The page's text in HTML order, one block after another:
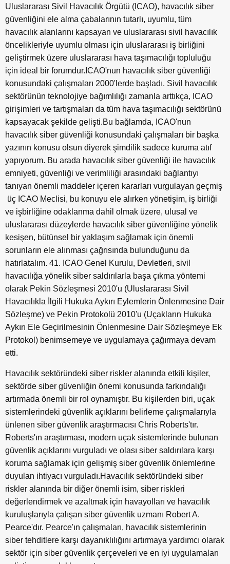
Uluslararası Sivil Havacılık Örgütü (ICAO), havacılık siber
güvenliğini ele alma çabalarının tutarlı, uyumlu, tüm
havacılık alanlarını kapsayan ve uluslararası sivil havacılık
öncelikleriyle uyumlu olması için uluslararası iş birliğini
geliştirmek üzere uluslararası hava taşımacılığı topluluğu
için ideal bir forumdur.ICAO'nun havacılık siber güvenliği
konusundaki çalışmaları 2000'lerde başladı. Sivil havacılık
sektörünün teknolojiye bağımlılığı zamanla arttıkça, ICAO
girişimleri ve tartışmaları da tüm hava taşımacılığı sektörünü
kapsayacak şekilde gelişti.Bu bağlamda, ICAO'nun
havacılık siber güvenliği konusundaki çalışmaları bir başka
yazının konusu olsun diyerek şimdilik sadece kuruma atıf
yapıyorum. Bu arada havacılık siber güvenliği ile havacılık
emniyeti, güvenliği ve verimliliği arasındaki bağlantıyı
tanıyan önemli maddeler içeren kararları vurgulayan geçmiş
üç ICAO Meclisi, bu konuyu ele alırken yönetişim, iş birliği
ve işbirliğine odaklanma dahil olmak üzere, ulusal ve
uluslararası düzeylerde havacılık siber güvenliğine yönelik
kesişen, bütünsel bir yaklaşım sağlamak için önemli
sorunların ele alınması çağrısında bulunduğunu da
hatırlatalım. 41. ICAO Genel Kurulu, Devletleri, sivil
havacılığa yönelik siber saldırılarla başa çıkma yöntemi
olarak Pekin Sözleşmesi 2010'u (Uluslararası Sivil
Havacılıkla İlgili Hukuka Aykırı Eylemlerin Önlenmesine Dair
Sözleşme) ve Pekin Protokolü 2010'u (Uçakların Hukuka
Aykırı Ele Geçirilmesinin Önlenmesine Dair Sözleşmeye Ek
Protokol) benimsemeye ve uygulamaya çağırmaya devam
etti.
Havacılık sektöründeki siber riskler alanında etkili kişiler,
sektörde siber güvenliğin önemi konusunda farkındalığı
artırmada önemli bir rol oynamıştır. Bu kişilerden biri, uçak
sistemlerindeki güvenlik açıklarını belirleme çalışmalarıyla
ünlenen siber güvenlik araştırmacısı Chris Roberts'tır.
Roberts'ın araştırması, modern uçak sistemlerinde bulunan
güvenlik açıklarını vurguladı ve olası siber saldırılara karşı
koruma sağlamak için gelişmiş siber güvenlik önlemlerine
duyulan ihtiyacı vurguladı.Havacılık sektöründeki siber
riskler alanında bir diğer önemli isim, siber riskleri
değerlendirmek ve azaltmak için havayolları ve havacılık
kuruluşlarıyla çalışan siber güvenlik uzmanı Robert A.
Pearce'dır. Pearce'ın çalışmaları, havacılık sistemlerinin
siber tehditlere karşı dayanıklılığını artırmaya yardımcı olarak
sektör için siber güvenlik çerçeveleri ve en iyi uygulamaları